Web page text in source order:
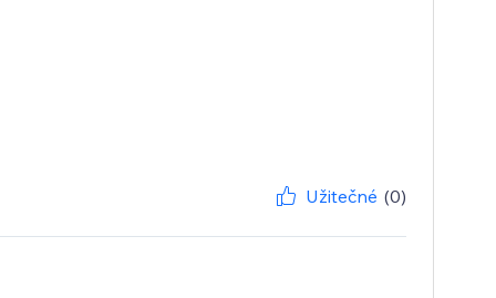
Užitečné (0)